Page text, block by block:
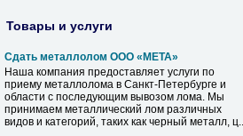
Товары и услуги
Сдать металлолом ООО «МЕТА»
Наша компания предоставляет услуги по
приему металлолома в Санкт-Петербурге и
области с последующим вывозом лома. Мы
принимаем металлический лом различных
видов и категорий, таких как черный металл,